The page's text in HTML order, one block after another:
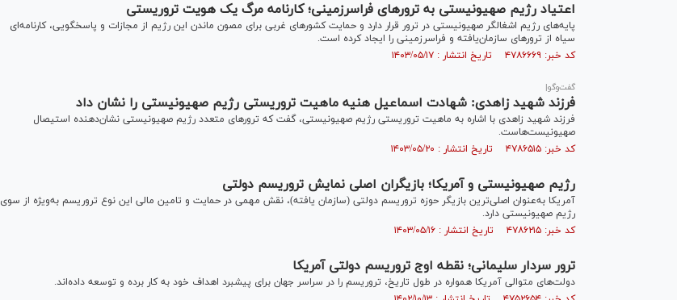
اعتیاد رژیم صهیونیستی به ترور‌های فراسرزمینی؛ کارنامه مرگ یک هویت تروریستی
پایه‌های رژیم اشغالگر صهیونیستی در ترور قرار دارد و حمایت کشورهای غربی برای مصون ماندن این رژیم از مجازات و پاسخگویی، کارنامه‌ای
سیاه از ترورهای سازمان‌یافته و فراسرزمینی را ایجاد کرده است.
کد خبر: ۴۷۸۶۶۶۹ تاریخ انتشار : ۱۴۰۳/۰۵/۱۷
گفت‌وگو|
فرزند شهید زاهدی: شهادت اسماعیل هنیه ماهیت تروریستی رژیم صهیونیستی را نشان داد
فرزند شهید زاهدی با اشاره به ماهیت تروریستی رژیم صهیونیستی، گفت که ترورهای متعدد رژیم صهیونیستی نشان‌دهنده استیصال
صهیونیست‌هاست.
کد خبر: ۴۷۸۶۵۱۵ تاریخ انتشار : ۱۴۰۳/۰۵/۲۰
رژیم صهیونیستی و آمریکا؛ بازیگران اصلی نمایش تروریسم دولتی
آمریکا به‌عنوان اصلی‌ترین بازیگر حوزه تروریسم دولتی (سازمان یافته)، نقش مهمی در حمایت و تامین مالی این نوع تروریسم به‌ویژه از سوی
رژیم صهیونیستی دارد.
کد خبر: ۴۷۸۶۲۱۵ تاریخ انتشار : ۱۴۰۳/۰۵/۱۶
ترور سردار سلیمانی؛ نقطه اوج تروریسم دولتی آمریکا
دولت‌های متوالی آمریکا همواره در طول تاریخ، تروریسم را در سراسر جهان برای پیشبرد اهداف خود به کار برده و توسعه داده‌اند.